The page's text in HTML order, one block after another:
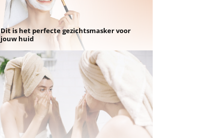
Dit is het perfecte gezichtsmasker voor
jouw huid